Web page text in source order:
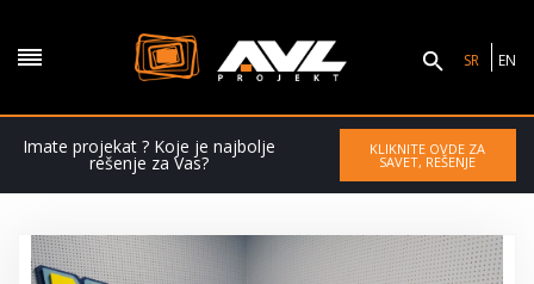
SR EN
Imate projekat ? Koje je najbolje
rešenje za Vas?
KLIKNITE OVDE ZA
SAVET, REŠENJE